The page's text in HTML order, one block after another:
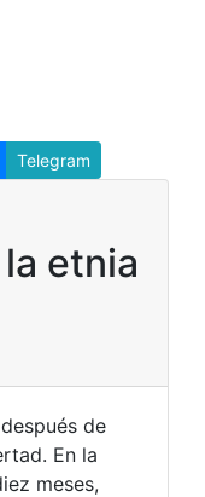
Telegram
etnia
de
En la
meses,